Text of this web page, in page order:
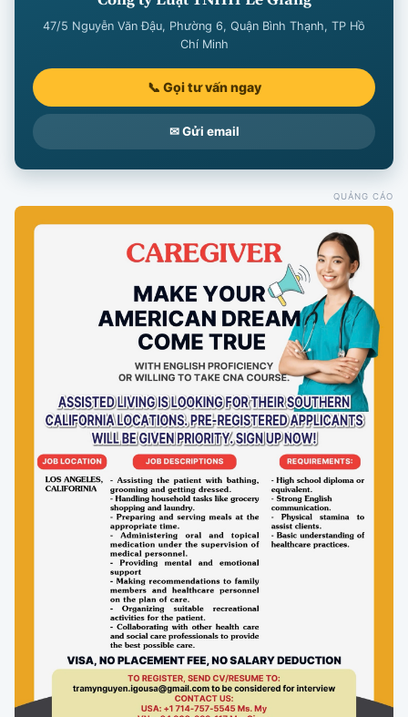
47/5 Nguyễn Văn Đậu, Phường 6, Quận Bình Thạnh, TP Hồ
Chí Minh
📞 Gọi tư vấn ngay
✉ Gửi email
QUẢNG CÁO